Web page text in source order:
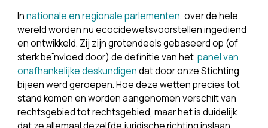
In nationale en regionale parlementen, over de hele
wereld worden nu ecocidewetsvoorstellen ingediend
en ontwikkeld. Zij zijn grotendeels gebaseerd op (of
sterk beïnvloed door) de definitie van het panel van
onafhankelijke deskundigen dat door onze Stichting
bijeen werd geroepen. Hoe deze wetten precies tot
stand komen en worden aangenomen verschilt van
rechtsgebied tot rechtsgebied, maar het is duidelijk